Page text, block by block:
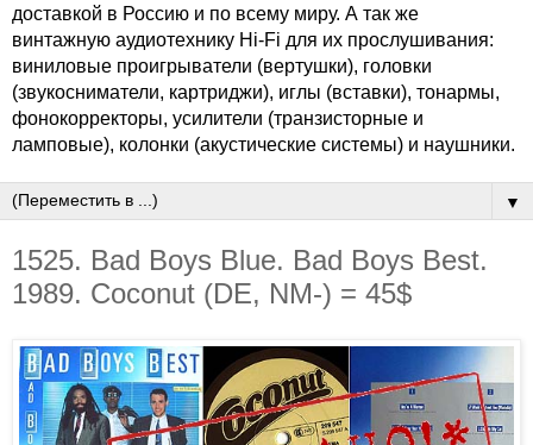
доставкой в Россию и по всему миру. А так же
винтажную аудиотехнику Hi-Fi для их прослушивания:
виниловые проигрыватели (вертушки), головки
(звукосниматели, картриджи), иглы (вставки), тонармы,
фонокорректоры, усилители (транзисторные и
ламповые), колонки (акустические системы) и наушники.
▼
1525. Bad Boys Blue. Bad Boys Best.
1989. Coconut (DE, NM-) = 45$